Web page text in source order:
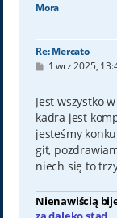
Mora
Re: Mercato
P
t
1 wrz 2025,
Jest wszystko
kadra jest
jesteśmy
git,
niech się to
Nienawiścią